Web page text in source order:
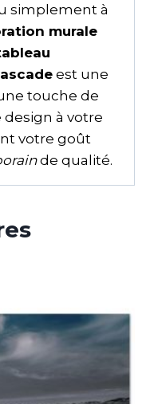
simplement à
murale
est une
touche de
à votre
votre goût
de qualité.